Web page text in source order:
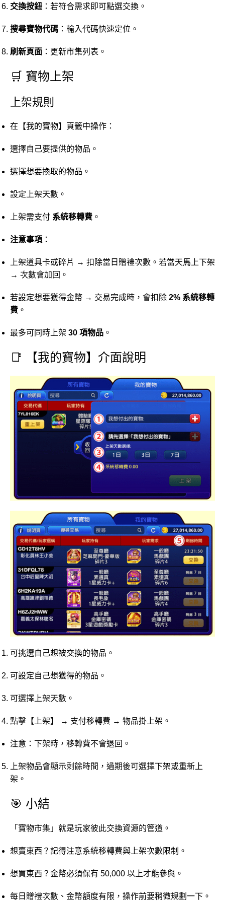
交換按鈕 ：若符合需求即可點選交換。
搜尋寶物代碼 ：輸入代碼快速定位。
刷新頁面 ：更新市集列表。
🛒 寶物上架
上架規則
在【我的寶物】頁籤中操作：
選擇自己要提供的物品。
選擇想要換取的物品。
設定上架天數。
上架需支付 系統移轉費 。
注意事項 ：
上架道具卡或碎片 → 扣除當日贈禮次數。若當天馬上下架
→ 次數會加回。
若設定想要獲得金幣 → 交易完成時，會扣除 2% 系統移轉
費 。
最多可同時上架 30 項物品 。
📑 【我的寶物】介面說明
可挑選自己想被交換的物品。
可設定自己想獲得的物品。
可選擇上架天數。
點擊【上架】 → 支付移轉費 → 物品掛上架。
注意：下架時，移轉費不會退回。
上架物品會顯示剩餘時間，過期後可選擇下架或重新上
架。
🎯 小結
「寶物市集」就是玩家彼此交換資源的管道。
想賣東西？記得注意系統移轉費與上架次數限制。
想買東西？金幣必須保有 50,000 以上才能參與。
每日贈禮次數、金幣額度有限，操作前要稍微規劃一下。